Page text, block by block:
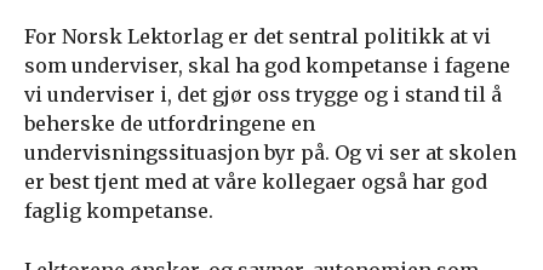
For Norsk Lektorlag er det sentral politikk at vi
som underviser, skal ha god kompetanse i fagene
vi underviser i, det gjør oss trygge og i stand til å
beherske de utfordringene en
undervisningssituasjon byr på. Og vi ser at skolen
er best tjent med at våre kollegaer også har god
faglig kompetanse.